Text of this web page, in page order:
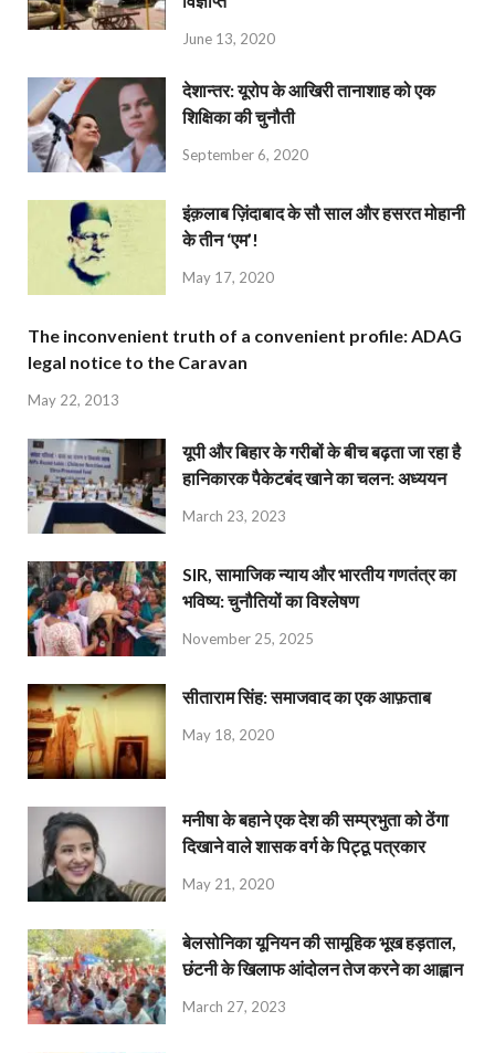
June 13, 2020
देशान्‍तर: यूरोप के आखिरी तानाशाह को एक
शिक्षिका की चुनौती
September 6, 2020
इंक़लाब ज़िंदाबाद के सौ साल और हसरत मोहानी
के तीन ‘एम’!
May 17, 2020
The inconvenient truth of a convenient profile: ADAG
legal notice to the Caravan
May 22, 2013
यूपी और बिहार के गरीबों के बीच बढ़ता जा रहा है
हानिकारक पैकेटबंद खाने का चलन: अध्ययन
March 23, 2023
SIR, सामाजिक न्याय और भारतीय गणतंत्र का
भविष्य: चुनौतियों का विश्लेषण
November 25, 2025
सीताराम सिंह: समाजवाद का एक आफ़ताब
May 18, 2020
मनीषा के बहाने एक देश की सम्प्रभुता को ठेंगा
दिखाने वाले शासक वर्ग के पिट्ठू पत्रकार
May 21, 2020
बेलसोनिका यूनियन की सामूहिक भूख हड़ताल,
छंटनी के खिलाफ आंदोलन तेज करने का आह्वान
March 27, 2023